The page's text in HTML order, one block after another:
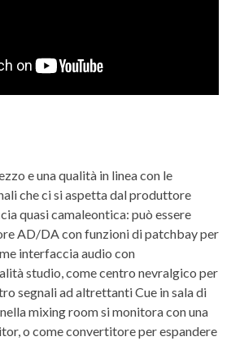
e una qualità in linea con le
che ci si aspetta dal produttore
quasi camaleontica: può essere
AD/DA con funzioni di patchbay per
interfaccia audio con
studio, come centro nevralgico per
segnali ad altrettanti Cue in sala di
mixing room si monitora con una
o come convertitore per espandere